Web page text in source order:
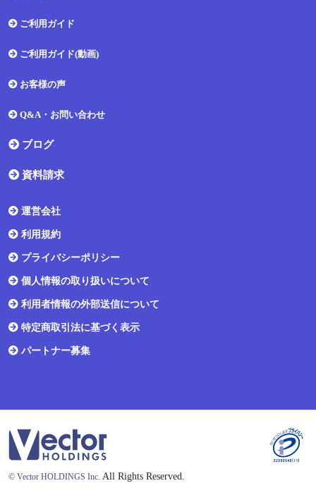
ご利用ガイド
ご利用ガイド(動画)
お客様の声
Q&A・お問い合わせ
ブログ
資料請求
運営会社
利用規約
プライバシーポリシー
個人情報の取り扱いについて
利用者情報の外部送信について
特定商取引法に基づく表示
パートナー募集
© Vector HOLDINGS Inc. All Rights Reserved.